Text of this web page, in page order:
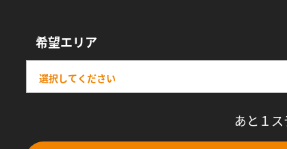
希望エリア
あと１ス